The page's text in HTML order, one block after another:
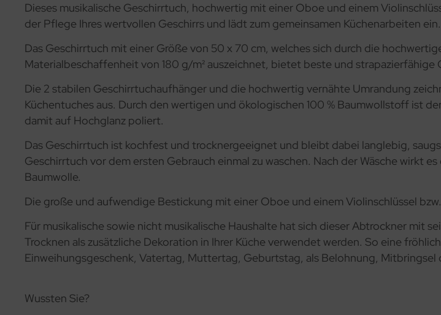
Dieses musikalische Geschirrtuch, hochwertig mit einer Oboe und einem
der Pflege Ihres wertvollen Geschirrs und lädt zum gemeinsamen Küchenarbeiten ein.
Das Geschirrtuch mit einer Größe von 50 x 70 cm, welches sich durch die
Materialbeschaffenheit von 180 g/m² auszeichnet, bietet beste und strapazierfähige
Die 2 stabilen Geschirrtuchaufhänger und die hochwertig vernähte Umrandung
Küchentuches aus. Durch den wertigen und ökologischen 100 % Baumwollstoff ist
damit auf Hochglanz poliert.
Das Geschirrtuch ist kochfest und trocknergeeignet und bleibt dabei langlebig,
Geschirrtuch vor dem ersten Gebrauch einmal zu waschen. Nach der Wäsche wirkt
Baumwolle.
Die große und aufwendige Bestickung mit einer Oboe und einem Violinschlüssel
Für musikalische sowie nicht musikalische Haushalte hat sich dieser Abtrockner mit
Trocknen als zusätzliche Dekoration in Ihrer Küche verwendet werden. So eine
Einweihungsgeschenk, Vatertag, Muttertag, Geburtstag, als Belohnung, Mitbringsel
Wussten Sie?